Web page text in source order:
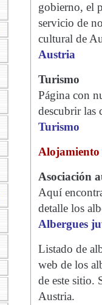
gobierno, el
servicio de
cultural de
Austria
Turismo
Página con
descubrir las
Turismo
Alojamiento
Asociación
Aquí
detalle los
Albergues
Listado de
web de los
de este sitio.
Austria.